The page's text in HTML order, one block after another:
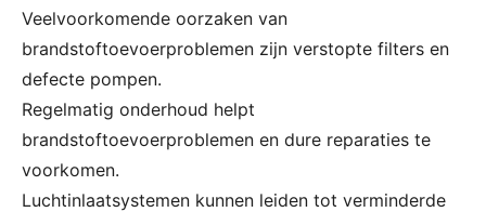
Veelvoorkomende oorzaken van
brandstoftoevoerproblemen zijn verstopte filters en
defecte pompen.
Regelmatig onderhoud helpt
brandstoftoevoerproblemen en dure reparaties te
voorkomen.
Luchtinlaatsystemen kunnen leiden tot verminderde